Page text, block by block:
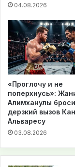
04.08.2026
«Проглочу и не
поперхнусь»:
Алимханулы
дерзкий вызов
Альваресу
03.08.2026